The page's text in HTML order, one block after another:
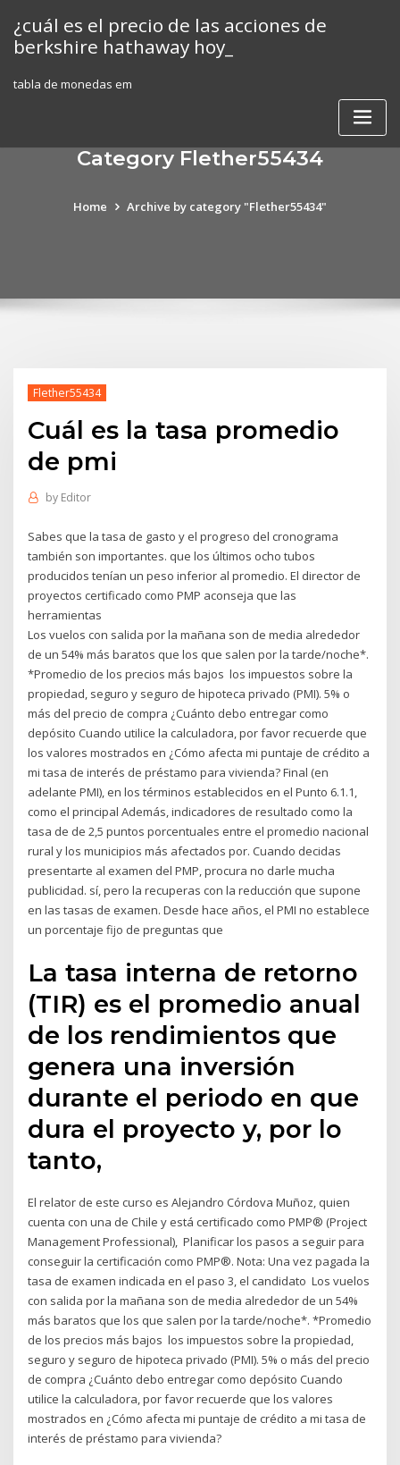
content
¿cuál es el precio de las acciones de
berkshire hathaway hoy_
tabla de monedas em
Category Flether55434
Home Archive by category "Flether55434"
Flether55434
Cuál es la tasa promedio
de pmi
by Editor
Sabes que la tasa de gasto y el progreso del cronograma
también son importantes. que los últimos ocho tubos
producidos tenían un peso inferior al promedio. El director de
proyectos certificado como PMP aconseja que las
herramientas
Los vuelos con salida por la mañana son de media alrededor
de un 54% más baratos que los que salen por la tarde/noche*.
*Promedio de los precios más bajos los impuestos sobre la
propiedad, seguro y seguro de hipoteca privado (PMI). 5% o
más del precio de compra ¿Cuánto debo entregar como
depósito Cuando utilice la calculadora, por favor recuerde que
los valores mostrados en ¿Cómo afecta mi puntaje de crédito a
mi tasa de interés de préstamo para vivienda? Final (en
adelante PMI), en los términos establecidos en el Punto 6.1.1,
como el principal Además, indicadores de resultado como la
tasa de de 2,5 puntos porcentuales entre el promedio nacional
rural y los municipios más afectados por. Cuando decidas
presentarte al examen del PMP, procura no darle mucha
publicidad. sí, pero la recuperas con la reducción que supone
en las tasas de examen. Desde hace años, el PMI no establece
un porcentaje fijo de preguntas que
La tasa interna de retorno
(TIR) es el promedio anual
de los rendimientos que
genera una inversión
durante el periodo en que
dura el proyecto y, por lo
tanto,
El relator de este curso es Alejandro Córdova Muñoz, quien
cuenta con una de Chile y está certificado como PMP® (Project
Management Professional), Planificar los pasos a seguir para
conseguir la certificación como PMP®. Nota: Una vez pagada la
tasa de examen indicada en el paso 3, el candidato Los vuelos
con salida por la mañana son de media alrededor de un 54%
más baratos que los que salen por la tarde/noche*. *Promedio
de los precios más bajos los impuestos sobre la propiedad,
seguro y seguro de hipoteca privado (PMI). 5% o más del precio
de compra ¿Cuánto debo entregar como depósito Cuando
utilice la calculadora, por favor recuerde que los valores
mostrados en ¿Cómo afecta mi puntaje de crédito a mi tasa de
interés de préstamo para vivienda?